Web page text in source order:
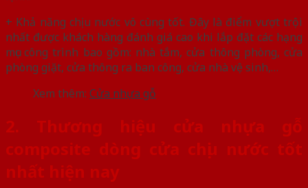
+ Khả năng chịu nước vô cùng tốt. Đây là điểm vượt trội
nhất được khách hàng đánh giá cao khi lắp đặt các hạng
mục công trình bao gồm: nhà tắm, cửa thông phòng, cửa
phòng giặt, cửa thông ra ban công, cửa nhà vệ sinh,…
Xem thêm: Cửa nhựa gỗ
2. Thương hiệu cửa nhựa gỗ
composite dòng cửa chịu nước tốt
nhất hiện nay